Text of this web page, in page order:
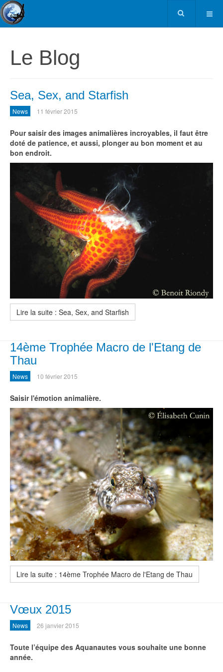
Le Blog
Sea, Sex, and Starfish
News 11 février 2015
Pour saisir des images animalières incroyables, il faut être
doté de patience, et aussi, plonger au bon moment et au
bon endroit.
Lire la suite : Sea, Sex, and Starfish
14ème Trophée Macro de l'Etang de
Thau
News 10 février 2015
Saisir l'émotion animalière.
Lire la suite : 14ème Trophée Macro de l'Etang de Thau
Vœux 2015
News 26 janvier 2015
Toute l’équipe des Aquanautes vous souhaite une bonne
année.